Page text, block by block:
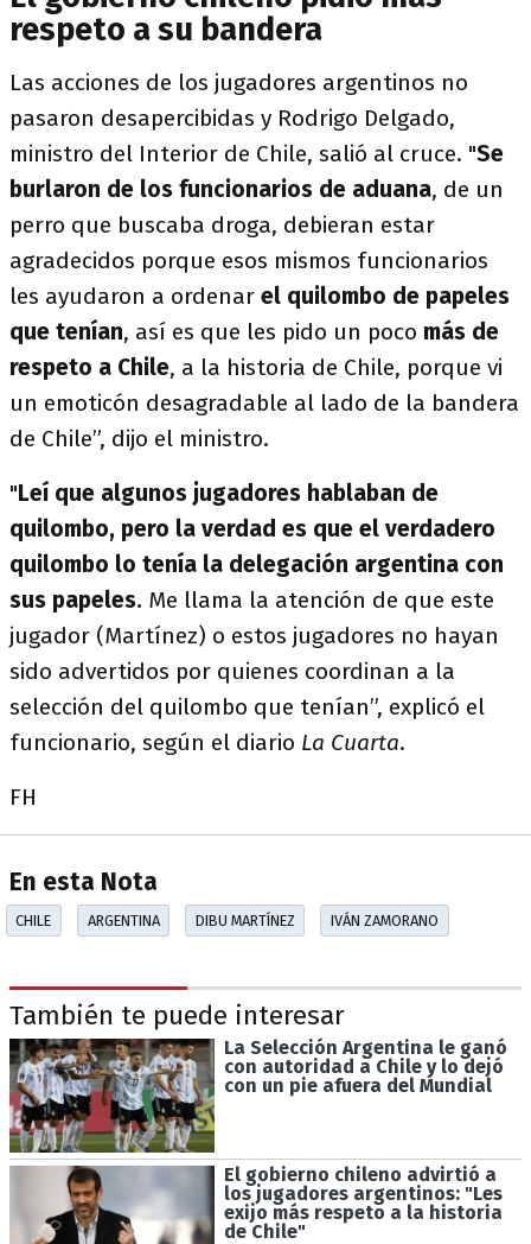
respeto a su bandera
Las acciones de los jugadores argentinos no
pasaron desapercibidas y Rodrigo Delgado,
ministro del Interior de Chile, salió al cruce. "Se
burlaron de los funcionarios de aduana, de un
perro que buscaba droga, debieran estar
agradecidos porque esos mismos funcionarios
les ayudaron a ordenar el quilombo de papeles
que tenían, así es que les pido un poco más de
respeto a Chile, a la historia de Chile, porque vi
un emoticón desagradable al lado de la bandera
de Chile”, dijo el ministro.
"Leí que algunos jugadores hablaban de
quilombo, pero la verdad es que el verdadero
quilombo lo tenía la delegación argentina con
sus papeles. Me llama la atención de que este
jugador (Martínez) o estos jugadores no hayan
sido advertidos por quienes coordinan a la
selección del quilombo que tenían”, explicó el
funcionario, según el diario La Cuarta.
FH
En esta Nota
CHILE ARGENTINA DIBU MARTÍNEZ IVÁN ZAMORANO
También te puede interesar
La Selección Argentina le ganó
con autoridad a Chile y lo dejó
con un pie afuera del Mundial
El gobierno chileno advirtió a
los jugadores argentinos: "Les
exijo más respeto a la historia
de Chile"